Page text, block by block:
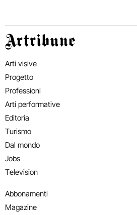
Artribune
Arti visive
Progetto
Professioni
Arti performative
Editoria
Turismo
Dal mondo
Jobs
Television
Abbonamenti
Magazine